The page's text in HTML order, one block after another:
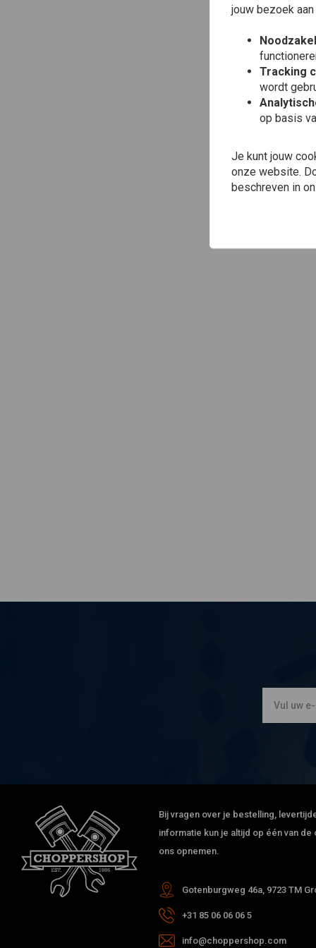
Bij vragen over je bestelling,
informatie kun je altijd op één van
ons opnemen.
Gotenburgweg 46a, 9723 TM
+31 85 06 06 06 5
info@choppershop.com
jouw bezoek
Tracking
wordt
op basis
Je kunt jouw
onze website.
beschreven in